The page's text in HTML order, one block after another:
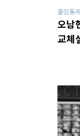
출입통
오남
교체